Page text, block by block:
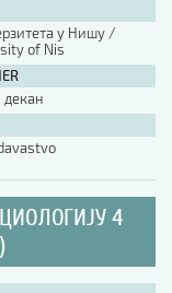
у Нишу /
of Nis
4